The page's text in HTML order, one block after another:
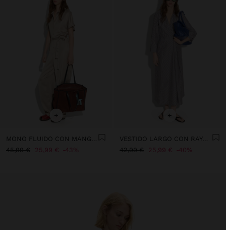
+
45,99 €
25,99 € 43%
+
42,99 €
25,99 € 40%